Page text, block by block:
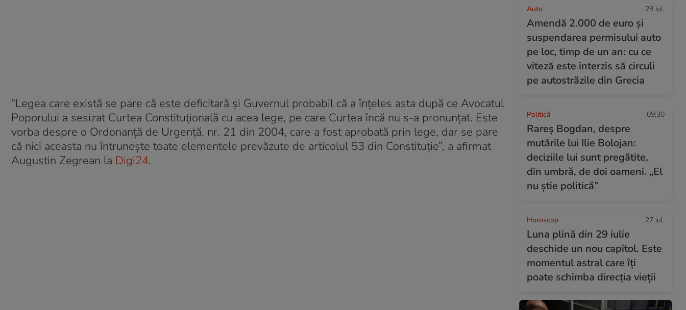
“Legea care există se pare că este deficitară și Guvernul probabil că a înțeles asta după ce Avocatul
Poporului a sesizat Curtea Constituțională cu acea lege, pe care Curtea încă nu s-a pronunțat. Este
vorba despre o Ordonanță de Urgență, nr. 21 din 2004, care a fost aprobată prin lege, dar se pare
că nici aceasta nu întrunește toate elementele prevăzute de articolul 53 din Constituție”, a afirmat
Augustin Zegrean la Digi24.
Auto 28 iul.
Amendă 2.000 de euro și
suspendarea permisului auto
pe loc, timp de un an: cu ce
viteză este interzis să circuli
pe autostrăzile din Grecia
Politică 09:30
Rareș Bogdan, despre
mutările lui Ilie Bolojan:
deciziile lui sunt pregătite,
din umbră, de doi oameni. „El
nu știe politică”
Horoscop 27 iul.
Luna plină din 29 iulie
deschide un nou capitol. Este
momentul astral care îți
poate schimba direcția vieții